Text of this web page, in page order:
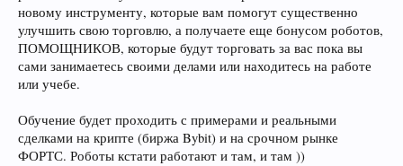
новому инструменту, которые вам помогут существенно
улучшить свою торговлю, а получаете еще бонусом роботов,
ПОМОЩНИКОВ, которые будут торговать за вас пока вы
сами занимаетесь своими делами или находитесь на работе
или учебе.
Обучение будет проходить с примерами и реальными
сделками на крипте (биржа Bybit) и на срочном рынке
ФОРТС. Роботы кстати работают и там, и там ))